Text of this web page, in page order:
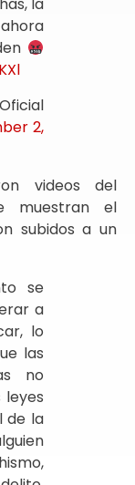
la
2,
videos del
muestran el
subidos a un
se
a
lo
las
no
leyes
de la